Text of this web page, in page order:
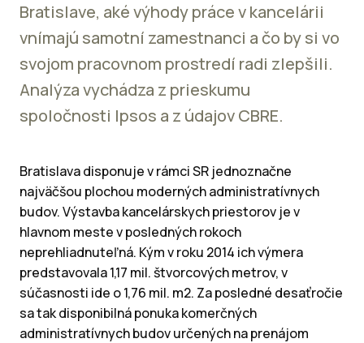
Bratislave, aké výhody práce v kancelárii
vnímajú samotní zamestnanci a čo by si vo
svojom pracovnom prostredí radi zlepšili.
Analýza vychádza z prieskumu
spoločnosti Ipsos a z údajov CBRE.
Bratislava disponuje v rámci SR jednoznačne
najväčšou plochou moderných administratívnych
budov. Výstavba kancelárskych priestorov je v
hlavnom meste v posledných rokoch
neprehliadnuteľná. Kým v roku 2014 ich výmera
predstavovala 1,17 mil. štvorcových metrov, v
súčasnosti ide o 1,76 mil. m2. Za posledné desaťročie
sa tak disponibilná ponuka komerčných
administratívnych budov určených na prenájom